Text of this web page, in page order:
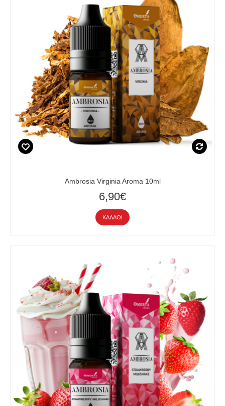
Ambrosia Virginia Aroma 10ml
6,90€
ΚΑΛΆΘΙ